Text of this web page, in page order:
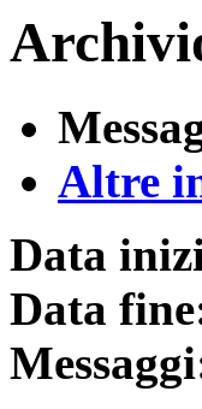
Altre
Data
Data